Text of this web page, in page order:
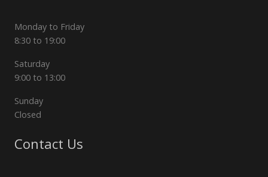
Monday to Friday
8:30 to 19:00
Saturday
9:00 to 13:00
Sunday
Closed
Contact Us